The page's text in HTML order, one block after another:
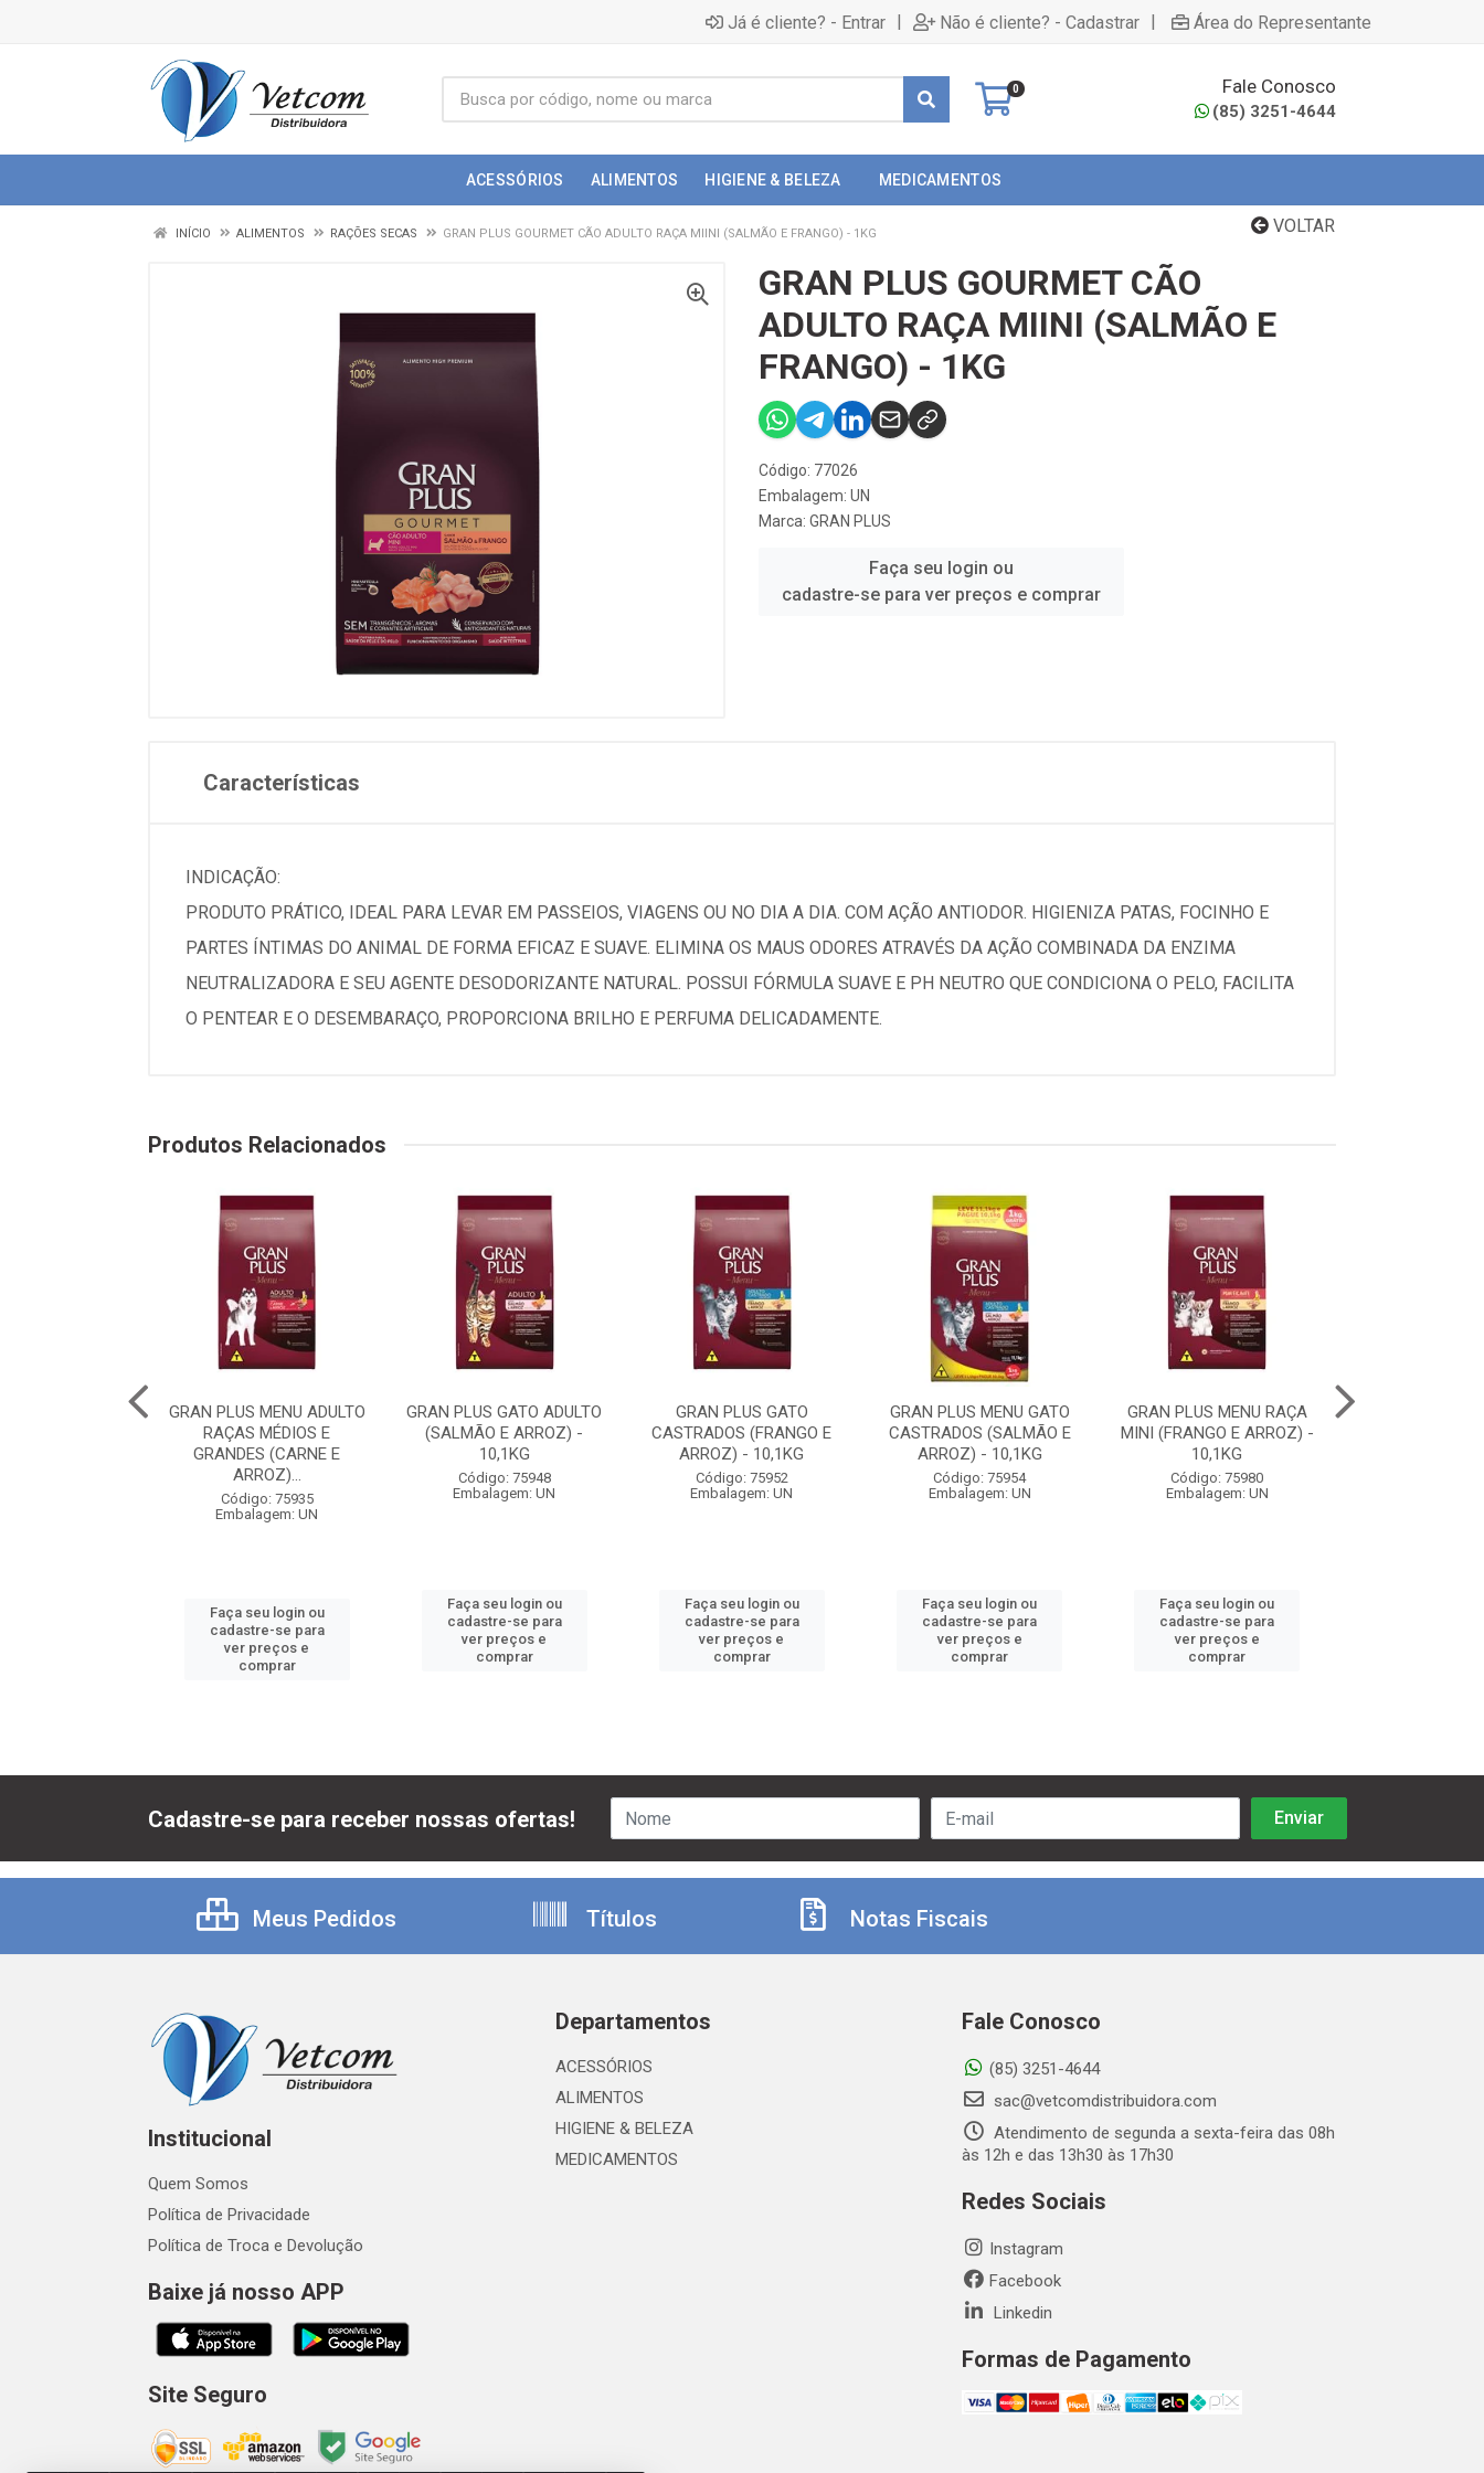
Já é cliente? - Entrar | Não é cliente? - Cadastrar | Área do Representante
0 Fale Conosco
(85) 3251-4644
ACESSÓRIOS ALIMENTOS HIGIENE & BELEZA MEDICAMENTOS
VOLTAR
INÍCIO ALIMENTOS RAÇÕES SECAS GRAN PLUS GOURMET CÃO ADULTO RAÇA MIINI (SALMÃO E FRANGO) - 1KG
GRAN PLUS GOURMET CÃO
ADULTO RAÇA MIINI (SALMÃO E
FRANGO) - 1KG
Código: 77026
Embalagem: UN
Marca: GRAN PLUS
Faça seu login ou
cadastre-se para ver preços e comprar
Características
INDICAÇÃO:
PRODUTO PRÁTICO, IDEAL PARA LEVAR EM PASSEIOS, VIAGENS OU NO DIA A DIA. COM AÇÃO ANTIODOR. HIGIENIZA PATAS, FOCINHO E
PARTES ÍNTIMAS DO ANIMAL DE FORMA EFICAZ E SUAVE. ELIMINA OS MAUS ODORES ATRAVÉS DA AÇÃO COMBINADA DA ENZIMA
NEUTRALIZADORA E SEU AGENTE DESODORIZANTE NATURAL. POSSUI FÓRMULA SUAVE E PH NEUTRO QUE CONDICIONA O PELO, FACILITA
O PENTEAR E O DESEMBARAÇO, PROPORCIONA BRILHO E PERFUMA DELICADAMENTE.
Produtos Relacionados
GRAN PLUS MENU ADULTO
RAÇAS MÉDIOS E
GRANDES (CARNE E
ARROZ)...
Código: 75935
Embalagem: UN
Faça seu login ou
cadastre-se para
ver preços e
comprar
GRAN PLUS GATO ADULTO
(SALMÃO E ARROZ) -
10,1KG
Código: 75948
Embalagem: UN
Faça seu login ou
cadastre-se para
ver preços e
comprar
GRAN PLUS GATO
CASTRADOS (FRANGO E
ARROZ) - 10,1KG
Código: 75952
Embalagem: UN
Faça seu login ou
cadastre-se para
ver preços e
comprar
GRAN PLUS MENU GATO
CASTRADOS (SALMÃO E
ARROZ) - 10,1KG
Código: 75954
Embalagem: UN
Faça seu login ou
cadastre-se para
ver preços e
comprar
GRAN PLUS MENU RAÇA
MINI (FRANGO E ARROZ) -
10,1KG
Código: 75980
Embalagem: UN
Faça seu login ou
cadastre-se para
ver preços e
comprar
Cadastre-se para receber nossas ofertas!
Meus Pedidos Títulos Notas Fiscais
Institucional
Quem Somos
Política de Privacidade
Política de Troca e Devolução
Baixe já nosso APP
Site Seguro
Departamentos
ACESSÓRIOS
ALIMENTOS
HIGIENE & BELEZA
MEDICAMENTOS
Fale Conosco
(85) 3251-4644
sac@vetcomdistribuidora.com
Atendimento de segunda a sexta-feira das 08h
às 12h e das 13h30 às 17h30
Redes Sociais
Instagram
Facebook
Linkedin
Formas de Pagamento